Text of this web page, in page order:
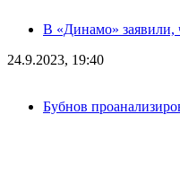
В «Динамо» заявили,
24.9.2023, 19:40
Бубнов